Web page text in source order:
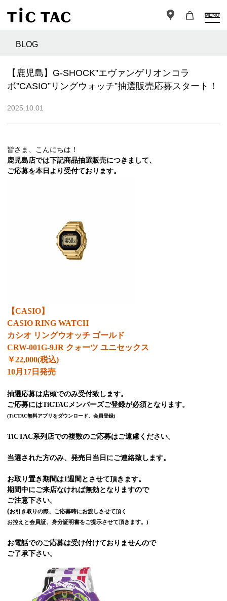
MENU
BLOG
【鹿児島】G-SHOCK”エヴァンゲリオンコラ
ボ”CASIO”リングウォッチ”抽選販売応募スタート！
2025.10.01
皆さま、こんにちは！
鹿児島店では下記商品抽選販売につきまして、
ご応募を本日より受付ております。
【CASIO】
CASIO RING WATCH
カシオ リングウオッチ ゴールド
CRW-001G-9JR クォーツ ユニセックス
￥22,000(税込)
10月17日発売
抽選応募は店頭でのみ受付致します。
ご応募にはTiCTACメンバーズご登録が必須となります。
(TiCTAC無料アプリをダウンロード、会員登録)
TiCTAC系列店での複数のご応募はご遠慮ください。
当選された方のみ、発売日当日にご連絡致します。
お取り置き期間は1週間とさせて頂きます。
期間中にご来店なければ無効となりますので
ご注意下さい。
(お引き取りの際、ご応募時にお渡しさせて頂く
お控えと会員証、身分証明書をご提示させて頂きます。)
お電話でのご応募は受け付けておりませんので
ご了承下さい。